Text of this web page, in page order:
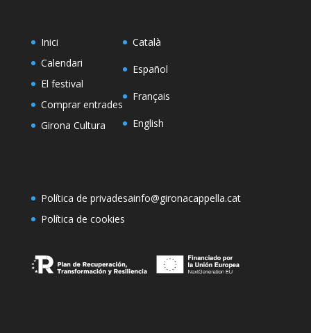
Inici
Calendari
El festival
Comprar entrades
Girona Cultura
Català
Español
Français
English
Política de privadesa
Política de cookies
info@gironacappella.cat